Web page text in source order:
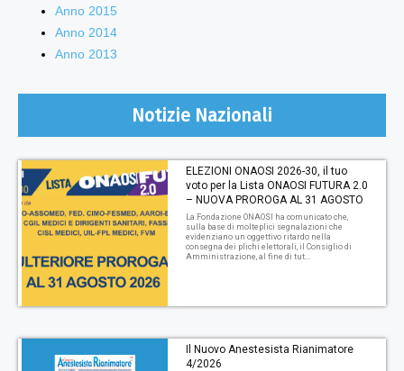
Anno 2015
Anno 2014
Anno 2013
Notizie Nazionali
ELEZIONI ONAOSI 2026-30, il tuo
voto per la Lista ONAOSI FUTURA 2.0
– NUOVA PROROGA AL 31 AGOSTO
La Fondazione ONAOSI ha comunicato che,
sulla base di molteplici segnalazioni che
evidenziano un oggettivo ritardo nella
consegna dei plichi elettorali, il Consiglio di
Amministrazione, al fine di tut...
Il Nuovo Anestesista Rianimatore
4/2026